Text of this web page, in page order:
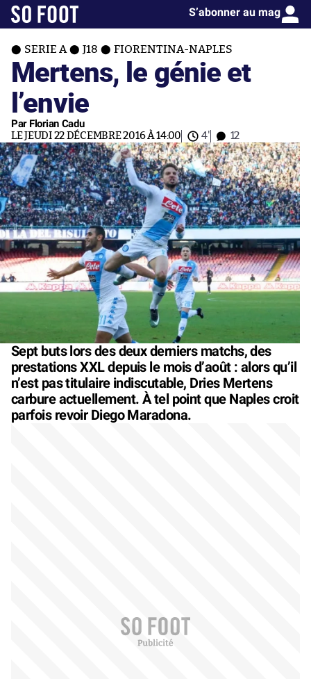
S’abonner au mag
SERIE A J18 FIORENTINA-NAPLES
Mertens, le génie et
l’envie
Par Florian Cadu
LE JEUDI 22 DÉCEMBRE 2016 À 14:00 4' 12
Sept buts lors des deux derniers matchs, des
prestations XXL depuis le mois d’août : alors qu’il
n’est pas titulaire indiscutable, Dries Mertens
carbure actuellement. À tel point que Naples croit
parfois revoir Diego Maradona.